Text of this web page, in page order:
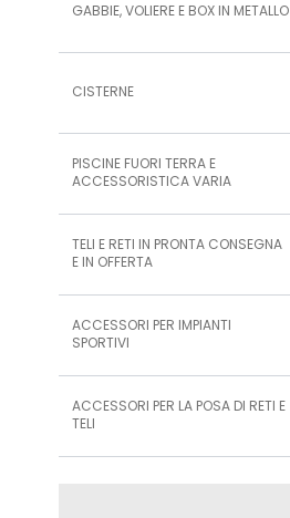
GABBIE, VOLIERE E BOX IN METALLO
CISTERNE
PISCINE FUORI TERRA E
ACCESSORISTICA VARIA
TELI E RETI IN PRONTA CONSEGNA
E IN OFFERTA
ACCESSORI PER IMPIANTI
SPORTIVI
ACCESSORI PER LA POSA DI RETI E
TELI